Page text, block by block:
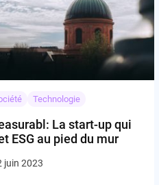
Technologie
La start-up qui
ESG au pied du mur
juin 2023